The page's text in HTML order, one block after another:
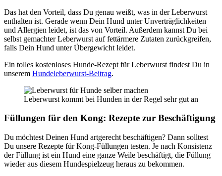
Das hat den Vor­teil, dass Du genau weißt, was in der Leber­wurst
ent­hal­ten ist. Gera­de wenn Dein Hund unter Unver­träg­lich­kei­ten
und All­er­gien lei­det, ist das von Vor­teil. Außer­dem kannst Du bei
selbst gemach­ter Leber­wurst auf fett­är­me­re Zuta­ten zurück­grei­fen,
falls Dein Hund unter Über­ge­wicht lei­det.
Ein tol­les kos­ten­lo­ses Hun­de-Rezept für Leber­wurst fin­dest Du in
unse­rem Hun­de­le­ber­wurst-Bei­trag.
Leber­wurst kommt bei Hun­den in der Regel sehr gut an
Fül­lun­gen für den Kong: Rezep­te zur Beschäf­ti­gung
Du möch­test Dei­nen Hund art­ge­recht beschäf­ti­gen? Dann soll­test
Du unse­re Rezep­te für Kong-Fül­lun­gen tes­ten. Je nach Kon­sis­tenz
der Fül­lung ist ein Hund eine gan­ze Wei­le beschäf­tigt, die Fül­lung
wie­der aus die­sem Hun­de­spiel­zeug her­aus zu bekom­men.